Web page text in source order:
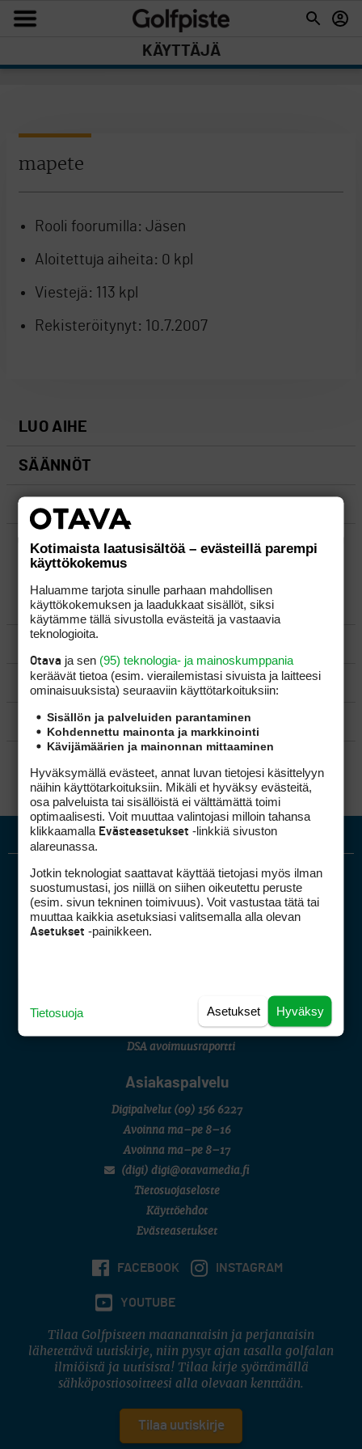
KÄYTTÄJÄ
mapete
Rooli foorumilla: Jäsen
Aloitettuja aiheita: 0 kpl
Viestejä: 113 kpl
Rekisteröitynyt: 10.7.2007
LUO AIHE
SÄÄNNÖT
OHJEET
UUSIMMAT VIESTIKETJUT
YLEISTÄ
VÄLINEET
MATKAILU
KILPAGOLF & HARJOITTELU
Tietoa verkon kävijöistä
Golfpisteen yhteystiedot
DSA avoimuusraportti
Asiakaspalvelu
Digipalvelut (09) 156 6227
Avoinna ma–pe 8–16
Avoinna ma–pe 8–17
(digi) digi@otavamedia.fi
Tietosuojaseloste
Käyttöehdot
Evästeasetukset
FACEBOOK INSTAGRAM
YOUTUBE
Tilaa Golfpisteen maanantaisin ja perjantaisin
lähetettävä uutiskirje, niin pysyt ajan tasalla golfalan
ilmiöistä ja uutisista! Tilaa kirje syöttämällä
sähköpostiosoitteesi alla olevaan kenttään.
Tilaa uutiskirje
Kotimaista laatusisältöä – evästeillä parempi
käyttökokemus
Haluamme tarjota sinulle parhaan mahdollisen
käyttökokemuksen ja laadukkaat sisällöt, siksi
käytämme tällä sivustolla evästeitä ja vastaavia
teknologioita.
Otava ja sen (95) teknologia- ja mainoskumppania
keräävät tietoa (esim. vierailemis­tasi sivuista ja laitteesi
ominaisuuk­sista) seuraaviin käyttötarkoituksiin:
Sisällön ja palveluiden parantaminen
Kohdennettu mainonta ja markkinointi
Kävijämäärien ja mainonnan mittaaminen
Hyväksymällä evästeet, annat luvan tietojesi käsittelyyn
näihin käyttötarkoituksiin. Mikäli et hyväksy evästeitä,
osa palveluista tai sisällöistä ei välttämättä toimi
optimaalisesti. Voit muuttaa valintojasi milloin tahansa
klikkaamalla Evästeasetukset -linkkiä sivuston
alareunassa.
Jotkin teknologiat saattavat käyttää tietojasi myös ilman
suostumustasi, jos niillä on siihen oikeutettu peruste
(esim. sivun tekninen toimivuus). Voit vastustaa tätä tai
muuttaa kaikkia asetuksiasi valitsemalla alla olevan
Asetukset -painikkeen.
Hyväksy
Asetukset
Tietosuoja